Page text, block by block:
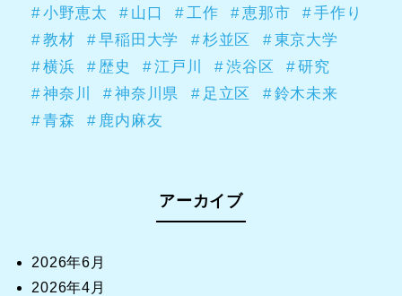
小野恵太
山口 工作 恵那市
手作り
教材
早稲田大学 杉並区
東京大学
横浜
歴史 江戸川 渋谷区
研究
神奈川
神奈川県 足立区
鈴木未来
青森
鹿内麻友
アーカイブ
2026年6月
2026年4月